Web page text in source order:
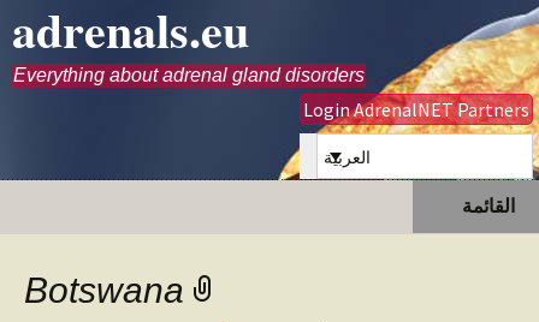
adrenals.eu
Everything about adrenal gland disorders
Login AdrenalNET Partners
العربية
القائمة
البحث
Botswana